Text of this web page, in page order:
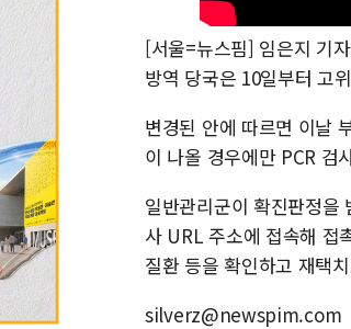
[서울=뉴스핌] 임은지 기
방역 당국은 10일부터 고
변경된 안에 따르면 이날
이 나올 경우에만 PCR 검
일반관리군이 확진판정
사 URL 주소에 접속해 접
질환 등을 확인하고 재택
silverz@newspim.com